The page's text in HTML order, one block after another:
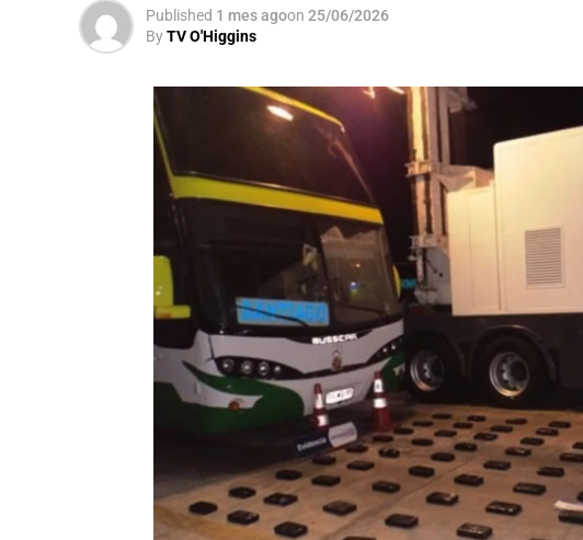
Published 1 mes agoon 25/06/2026
ByTV O'Higgins